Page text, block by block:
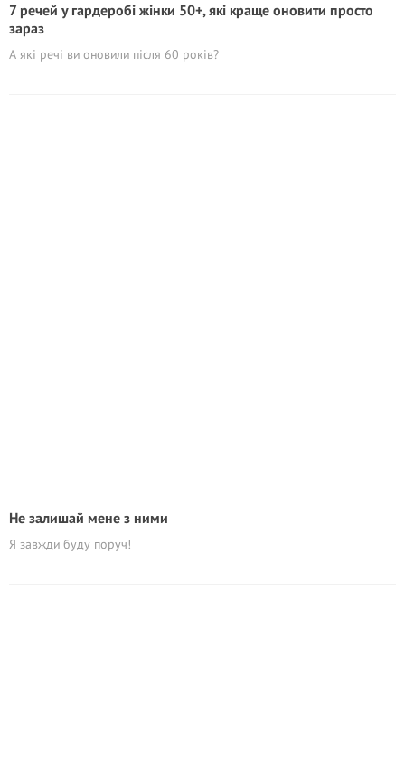
7 речей у гардеробі жінки 50+, які краще оновити просто
зараз
А які речі ви оновили після 60 років?
Не залишай мене з ними
Я завжди буду поруч!